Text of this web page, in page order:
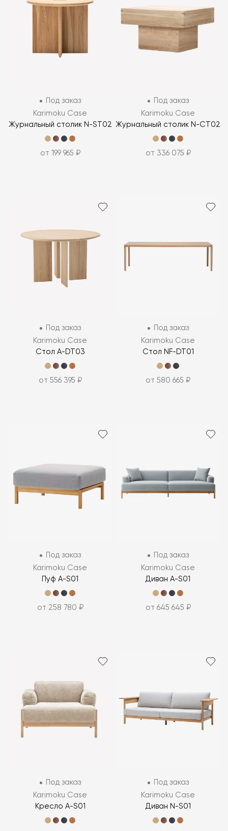
Под заказ
Karimoku Case
Журнальный столик N-ST02
от 199 965 ₽
Под заказ
Karimoku Case
Журнальный столик N-CT02
от 336 075 ₽
Под заказ
Karimoku Case
Стол A-DT03
от 556 395 ₽
Под заказ
Karimoku Case
Стол NF-DT01
от 580 665 ₽
Под заказ
Karimoku Case
Пуф A-S01
от 258 780 ₽
Под заказ
Karimoku Case
Диван A-S01
от 645 645 ₽
Под заказ
Karimoku Case
Кресло A-S01
Под заказ
Karimoku Case
Диван N-S01